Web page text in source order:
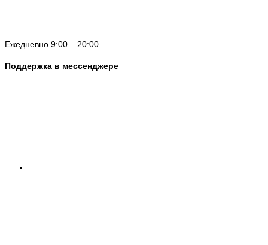
Ежедневно 9:00 – 20:00
Поддержка в мессенджере